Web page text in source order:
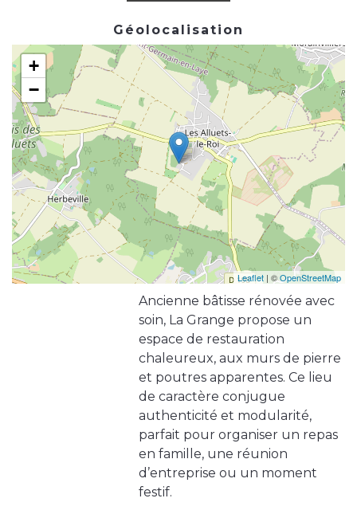
Géolocalisation
+
−
Leaflet | ©OpenStreetMap
Ancienne bâtisse rénovée avec
soin, La Grange propose un
espace de restauration
chaleureux, aux murs de pierre
et poutres apparentes. Ce lieu
de caractère conjugue
authenticité et modularité,
parfait pour organiser un repas
en famille, une réunion
d’entreprise ou un moment
festif.